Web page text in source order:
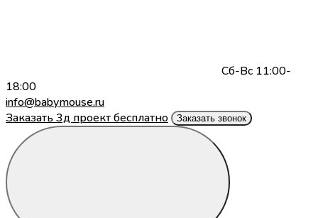
Сб-Вс 11:00-
18:00
info@babymouse.ru
Заказать 3д проект бесплатно
Заказать звонок